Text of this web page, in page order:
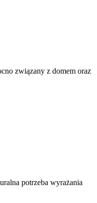
związany z domem oraz
potrzeba wyrażania